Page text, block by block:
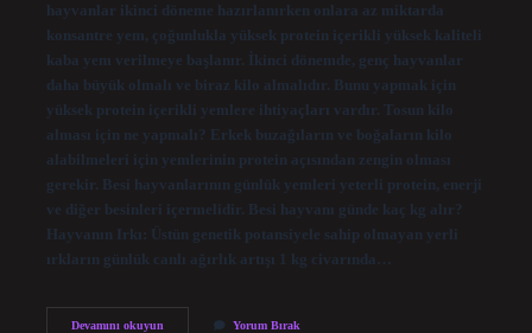
hayvanlar ikinci döneme hazırlanırken onlara az miktarda
konsantre yem, çoğunlukla yüksek protein içerikli yüksek kaliteli
kaba yem verilmeye başlanır. İkinci dönemde, genç hayvanlar
daha büyük olmalı ve biraz kilo almalıdır. Bunu yapmak için
yüksek protein içerikli yemlere ihtiyaçları vardır. Tosun kilo
alması için ne yapmalı? Erkek buzağıların ve boğaların kilo
alabilmeleri için yemlerinin protein açısından zengin olması
gerekir. Besi hayvanlarının günlük yemleri yeterli protein, enerji
ve diğer besinleri içermelidir. Besi hayvanı günde kaç kg alır?
Hayvanın Irkı: Üstün genetik potansiyele sahip olmayan yerli
ırkların günlük canlı ağırlık artışı 1 kg civarında…
Devamını okuyunBesi
Yorum Bırak